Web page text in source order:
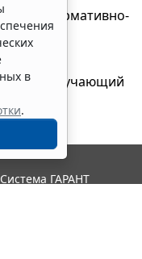
нормативно-
провел обучающий
Искра
в
.
ГАРАНТ